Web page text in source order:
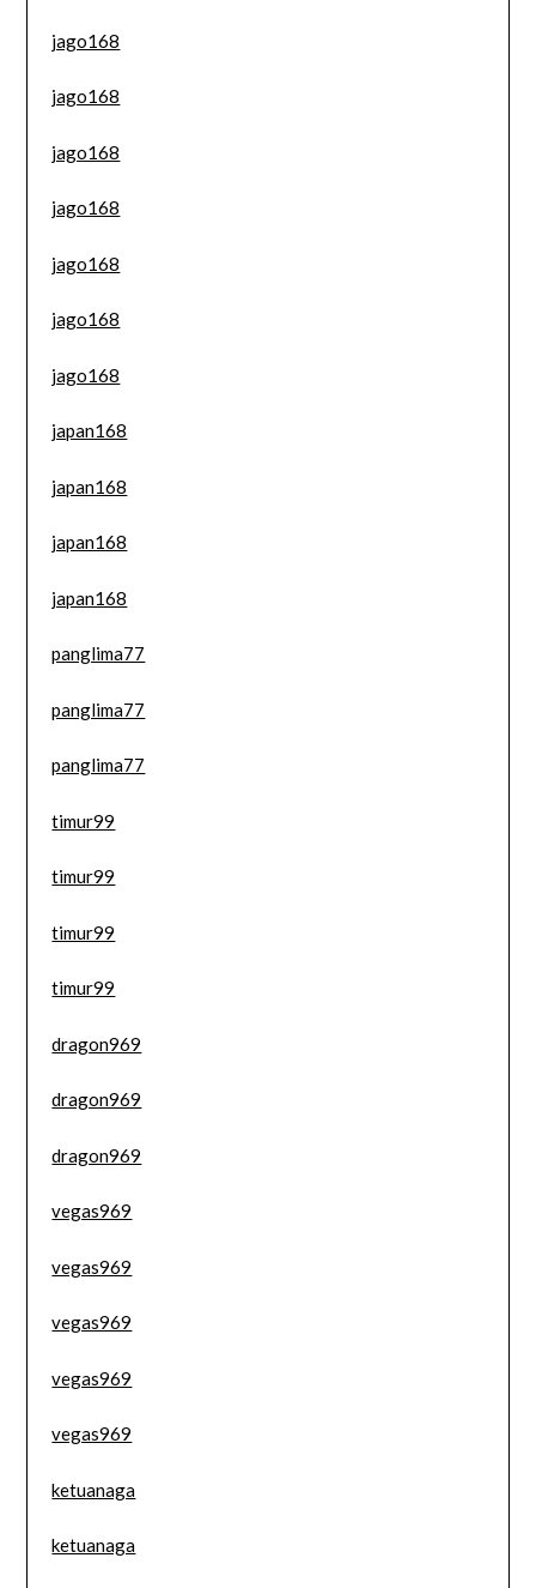
jago168
jago168
jago168
jago168
jago168
jago168
jago168
japan168
japan168
japan168
japan168
panglima77
panglima77
panglima77
timur99
timur99
timur99
timur99
dragon969
dragon969
dragon969
vegas969
vegas969
vegas969
vegas969
vegas969
ketuanaga
ketuanaga